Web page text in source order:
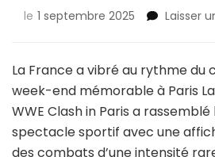
le 1 septembre 2025 Laisser
La France a vibré au rythme du
week-end mémorable à Paris
WWE Clash in Paris a
spectacle sportif avec une
des combats d’une intensité